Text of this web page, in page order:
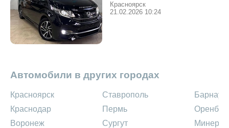
Красноярск
21.02.2026 10:24
Автомобили в других городах
Красноярск
Краснодар
Воронеж
Ставрополь
Пермь
Сургут
Барнаул